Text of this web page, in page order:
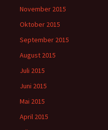
November 2015
Oktober 2015
September 2015
August 2015
Juli 2015
Juni 2015
Mai 2015
April 2015